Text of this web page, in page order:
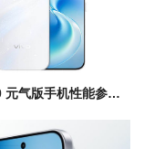
vivo S60 元气版手机性能参数解析，7200mAh大电池